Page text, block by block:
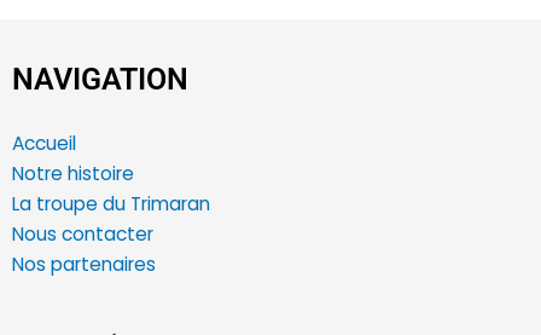
NAVIGATION
Accueil
Notre histoire
La troupe du Trimaran
Nous contacter
Nos partenaires